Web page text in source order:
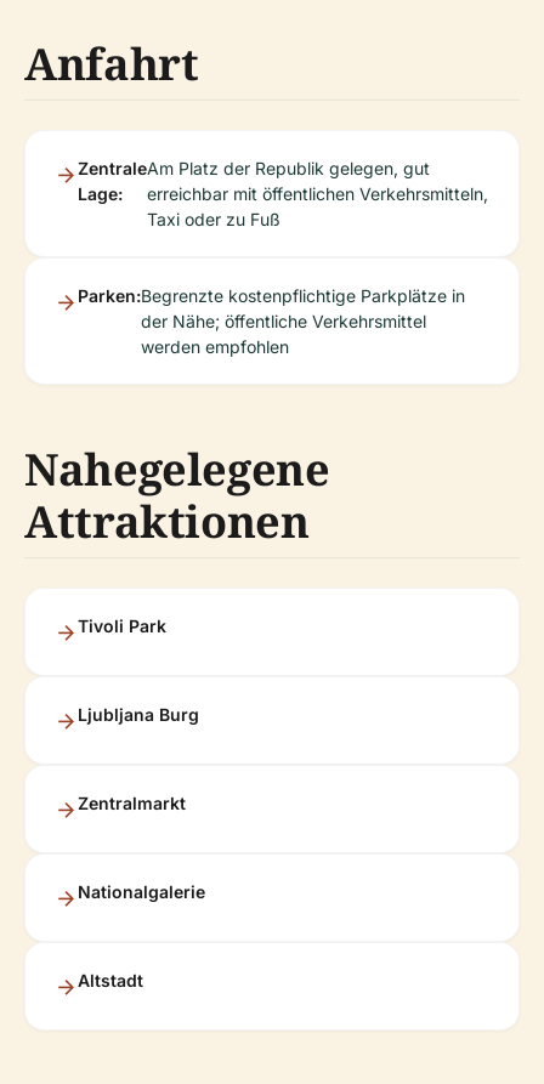
Anfahrt
Zentrale
Lage:
Am Platz der Republik gelegen, gut
erreichbar mit öffentlichen Verkehrsmitteln,
Taxi oder zu Fuß
Parken:Begrenzte kostenpflichtige Parkplätze in
der Nähe; öffentliche Verkehrsmittel
werden empfohlen
Nahegelegene
Attraktionen
Tivoli Park
Ljubljana Burg
Zentralmarkt
Nationalgalerie
Altstadt